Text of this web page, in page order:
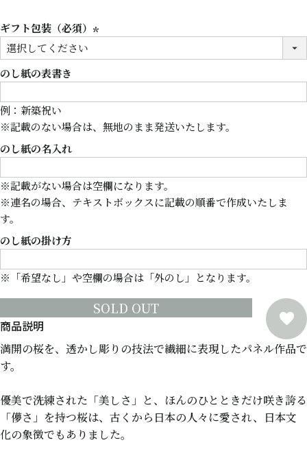
満開の桜を、透かし彫りの技法で繊細に表現したパネル作品で
す。
優美で洗練された「美しさ」と、ほんのひとときだけ咲き誇る
「儚さ」を持つ桜は、古くから日本の人々に愛され、日本文
化の象徴でもありました。
ギフト包装（必須）
のし紙の表書き
例：新築祝い
※記載のない場合は、無地のまま発送いたします。
のし紙の名入れ
※記載がない場合は空欄になります。
※連名の場合、テキストボックスに記載の順番で作成いたしま
す。
のし紙の掛け方
※「希望なし」や空欄の場合は「外のし」となります。
SOLD OUT